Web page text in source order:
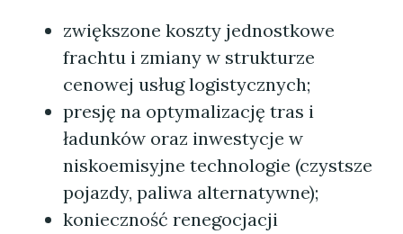
zwiększone koszty jednostkowe
frachtu i zmiany w strukturze
cenowej usług logistycznych;
presję na optymalizację tras i
ładunków oraz inwestycje w
niskoemisyjne technologie (czystsze
pojazdy, paliwa alternatywne);
konieczność renegocjacji